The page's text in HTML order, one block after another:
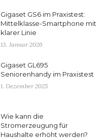
Gigaset GS6 im Praxistest:
Mittelklasse-Smartphone mit
klarer Linie
13. Januar 2026
Gigaset GL695
Seniorenhandy im Praxistest
1. Dezember 2025
Wie kann die
Stromerzeugung für
Haushalte erhöht werden?